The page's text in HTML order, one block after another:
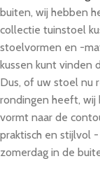
buiten, wij hebben
collectie tuinstoel
stoelvormen en -
kussen kunt vinden
Dus, of uw stoel nu
rondingen heeft, wij
vormt naar de
praktisch en stijlvol
zomerdag in de